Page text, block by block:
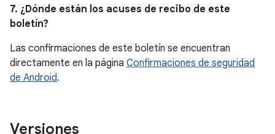
7. ¿Dónde están los acuses de recibo de este
boletín?
Las confirmaciones de este boletín se encuentran
directamente en la página Confirmaciones de seguridad
de Android.
Versiones